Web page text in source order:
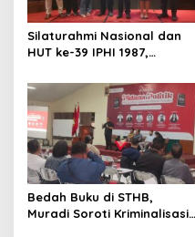
Silaturahmi Nasional dan
HUT ke-39 IPHI 1987,
Advokat dalam Pembaruan
Hukum
Bedah Buku di STHB,
Muradi Soroti Kriminalisasi